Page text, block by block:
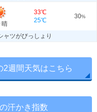
晴
33℃
25℃
30%
ャツがびっしょり
2週間天気はこちら
汗かき指数